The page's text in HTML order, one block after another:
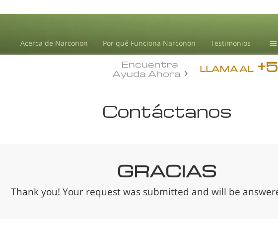
Acerca de Narconon Por qué Funciona Narconon Testimonios
LLAMA AL
Encuentra
Ayuda Ahora
Contáctanos
GRACIAS
Thank you! Your request was submitted and will be